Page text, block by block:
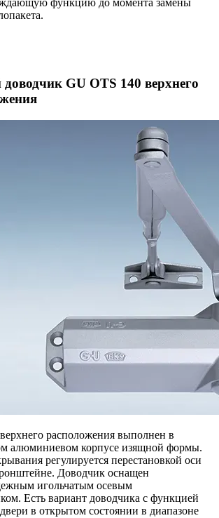
функцию до момента замены
доводчик GU OTS 140 верхнего
расположения выполнен в
алюминиевом корпусе изящной формы.
регулируется перестановкой оси
Доводчик оснащен
игольчатым осевым
Есть вариант доводчика с функцией
в открытом состоянии в диапазоне